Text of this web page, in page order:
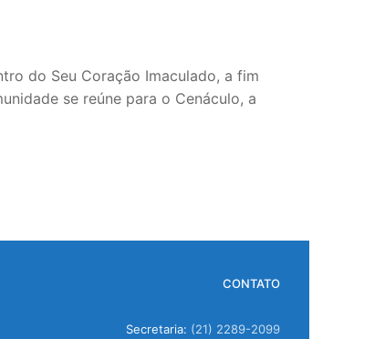
do Seu Coração Imaculado, a fim
se reúne para o Cenáculo, a
CONTATO
Secretaria: (21) 2289-2099